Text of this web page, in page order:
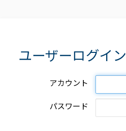
ユーザーログイン
アカウント
パスワード